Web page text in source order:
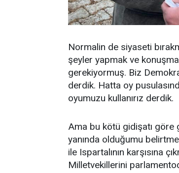
Normalin de siyaseti
şeyler yapmak ve
gerekiyormuş. Biz
derdik. Hatta oy
oyumuzu kullanırız derdik.
Ama bu kötü gidişatı göre
yanında olduğumu
ile Ispartalının karşısına
Milletvekillerini